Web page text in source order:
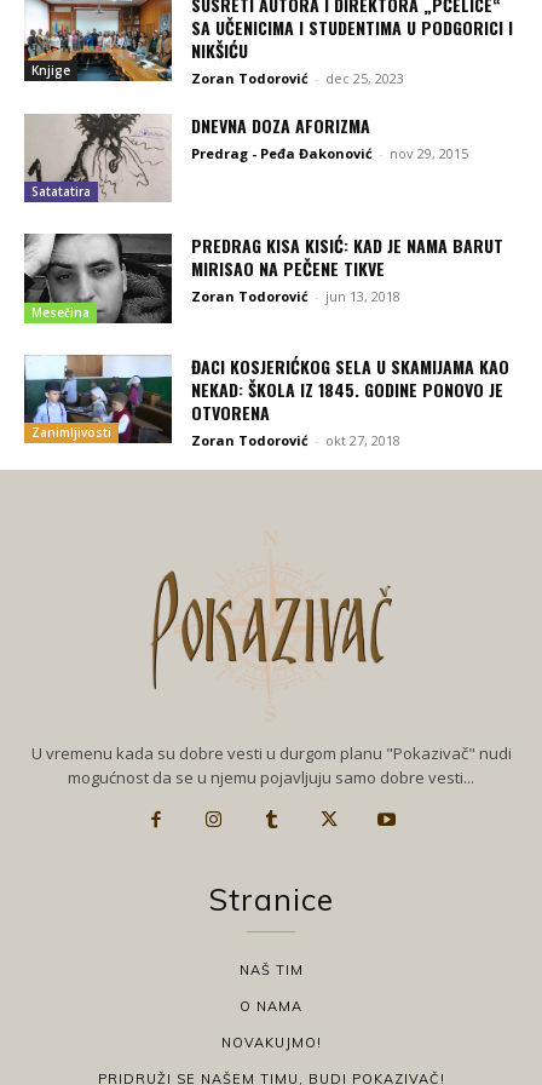
Knjige
SA UČENICIMA I STUDENTIMA U PODGORICI I
NIKŠIĆU
Zoran Todorović - dec 25, 2023
Satatatira
DNEVNA DOZA AFORIZMA
Predrag - Peđa Đakonović - nov 29, 2015
Mesečina
PREDRAG KISA KISIĆ: KAD JE NAMA BARUT
MIRISAO NA PEČENE TIKVE
Zoran Todorović - jun 13, 2018
Zanimljivosti
ĐACI KOSJERIĆKOG SELA U SKAMIJAMA KAO
NEKAD: ŠKOLA IZ 1845. GODINE PONOVO JE
OTVORENA
Zoran Todorović - okt 27, 2018
U vremenu kada su dobre vesti u durgom planu "Pokazivač" nudi
mogućnost da se u njemu pojavljuju samo dobre vesti...
Stranice
NAŠ TIM
O NAMA
NOVAKUJMO!
PRIDRUŽI SE NAŠEM TIMU, BUDI POKAZIVAČ!